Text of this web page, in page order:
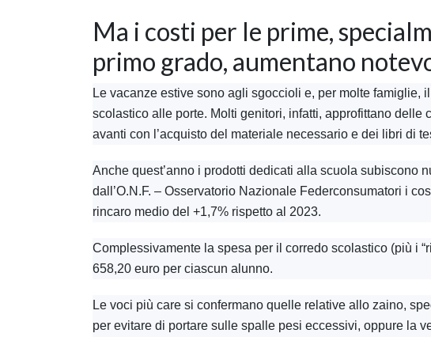
Ma i costi per le prime,
primo grado, aumentano
Le vacanze estive sono agli sgoccioli e, per molte famiglie,
scolastico alle porte. Molti genitori, infatti, approfittano delle
avanti con l’acquisto del materiale necessario e dei libri di
Anche quest’anno i prodotti dedicati alla scuola subiscono
dall’O.N.F. – Osservatorio Nazionale Federconsumatori i
rincaro medio del +1,7% rispetto al 2023.
Complessivamente la spesa per il corredo scolastico (più i
658,20 euro per ciascun alunno.
Le voci più care si confermano quelle relative allo zaino,
per evitare di portare sulle spalle pesi eccessivi, oppure la